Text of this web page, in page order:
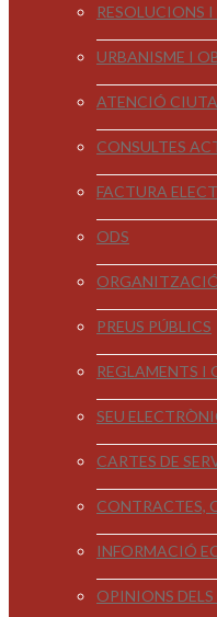
RESOLUCIONS I
URBANISME I
ATENCIÓ
CONSULTES
FACTURA
ODS
PREUS PÚBLICS
REGLAMENTS I
SEU
CARTES DE
CONTRACTES,
INFORMACIÓ
OPINIONS